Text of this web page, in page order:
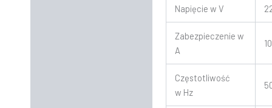
Napięcie w V
Zabezpieczenie w
A
10
Częstotliwość
w Hz